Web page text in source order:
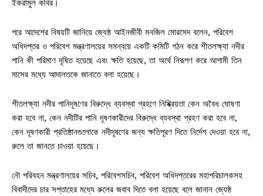
ইকরামুল কবির।
পরে আদেশের বিষয়টি জানিয়ে জ্যেষ্ঠ আইনজীবী মনজিল মোরসেদ বলেন, পরিবেশ
অধিদপ্তর ও পরিবেশ মন্ত্রণালয়ের সমন্বয়ে একটি কমিটি গঠন করে শীতলক্ষ্যা নদীর
পানি কী পরিমাণ দূষিত হয়েছে এবং ক্ষতি হয়েছে, তা অর্থে নিরূপণ করে আগামী তিন
মাসের মধ্যে আদালতকে জানাতে বলা হয়েছে।
শীতলক্ষ্যা নদীর পানিদূষণের বিরুদ্ধে ব্যবস্থা গ্রহণে নিষ্ক্রিয়তা কেন অবৈধ ঘোষণা
করা হবে না, কেন নদীটির পানি দূষণকারীদের বিরুদ্ধে ব্যবস্থা গ্রহণ করা হবে না,
কেন দূষণকারী প্রতিষ্ঠানগুলোকে নদীদূষণের জন্য ক্ষতিপূরণ দিতে নির্দেশ দেওয়া হবে না,
রুলে তা জানতে চাওয়া হয়েছে।
নৌ পরিবহন মন্ত্রণালয়ের সচিব, পরিবেশসচিব, পরিবেশ অধিদপ্তরের মহাপরিচালকসহ
বিবাদীদের চার সপ্তাহের মধ্যে রুলের জবাব দিতে বলা হয়েছে বলে জানান জ্যেষ্ঠ